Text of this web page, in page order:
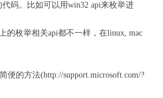
码。比如可以用win32 api来枚举进
的枚举相关api都不一样，在linux, mac
便的方法(http://support.microsoft.com/?